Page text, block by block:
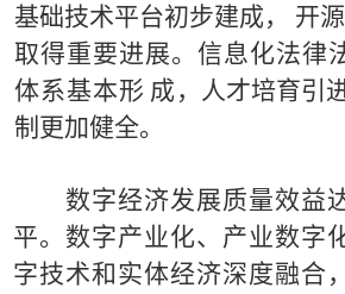
基础技术平台初步建成， 开
取得重要进展。信息化法律
体系基本形 成 ，人才培育引
制更加健全。
数字经济发展质量效益
平。 数字产业化、产业数字
字技术和实体经济深度融合，